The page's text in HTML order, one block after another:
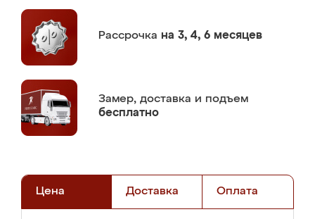
Рассрочка на 3, 4, 6 месяцев
Замер, доставка и подъем
бесплатно
Цена Доставка Оплата